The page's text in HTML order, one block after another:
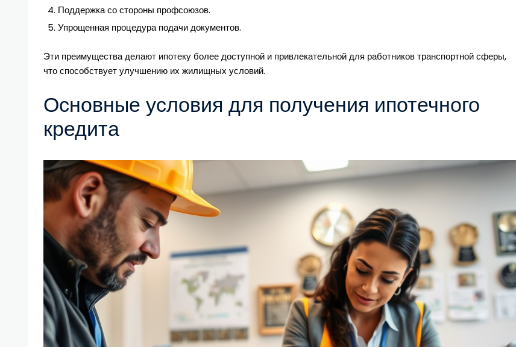
Поддержка со стороны профсоюзов.
Упрощенная процедура подачи документов.
Эти преимущества делают ипотеку более доступной и привлекательной для работников транспортной сферы,
что способствует улучшению их жилищных условий.
Основные условия для получения ипотечного
кредита